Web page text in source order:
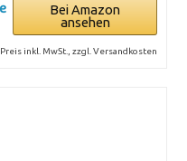
Bei Amazon
ansehen
Preis inkl. MwSt., zzgl. Versandkosten